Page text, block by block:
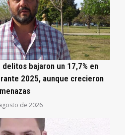
bajaron un 17,7% en
2025, aunque crecieron
de 2026